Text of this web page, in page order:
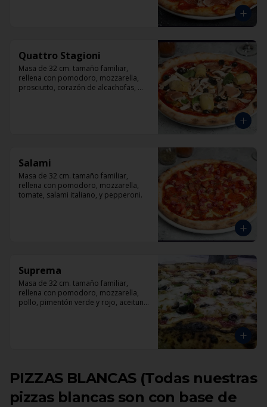
Quattro Stagioni
Masa de 32 cm. tamaño familiar,
rellena con pomodoro, mozzarella,
prosciutto, corazón de alcachofas,
Salami
Masa de 32 cm. tamaño familiar,
rellena con pomodoro, mozzarella,
tomate, salami italiano, y pepperoni.
Suprema
Masa de 32 cm. tamaño familiar,
rellena con pomodoro, mozzarella,
pollo, pimentón verde y rojo, aceituna
PIZZAS BLANCAS (Todas nuestras
pizzas blancas son con base de